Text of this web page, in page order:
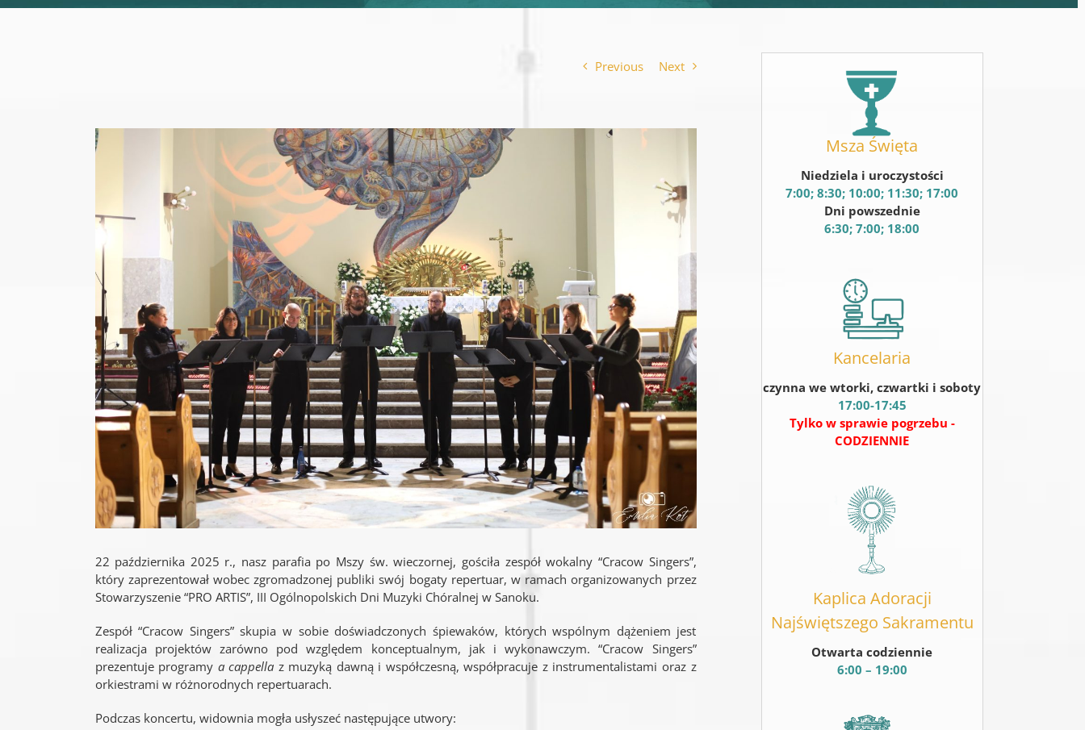
Previous Next
View
Larger
22 października 2025 r., nasz parafia po Mszy św. wieczornej, gościła zespół wokalny “Cracow Singers”,
który zaprezentował wobec zgromadzonej publiki swój bogaty repertuar, w ramach organizowanych przez
Stowarzyszenie “PRO ARTIS”, III Ogólnopolskich Dni Muzyki Chóralnej w Sanoku.
Zespół “Cracow Singers” skupia w sobie doświadczonych śpiewaków, których wspólnym dążeniem jest
realizacja projektów zarówno pod względem konceptualnym, jak i wykonawczym. “Cracow Singers”
prezentuje programy a cappella z muzyką dawną i współczesną, współpracuje z instrumentalistami oraz z
orkiestrami w różnorodnych repertuarach.
Podczas koncertu, widownia mogła usłyszeć następujące utwory:
Msza Święta
Niedziela i uroczystości
7:00; 8:30; 10:00; 11:30; 17:00
Dni powszednie
6:30; 7:00; 18:00
Kancelaria
czynna we wtorki, czwartki i soboty
17:00-17:45
Tylko w sprawie pogrzebu -
CODZIENNIE
Kaplica Adoracji
Najświętszego Sakramentu
Otwarta codziennie
6:00 – 19:00